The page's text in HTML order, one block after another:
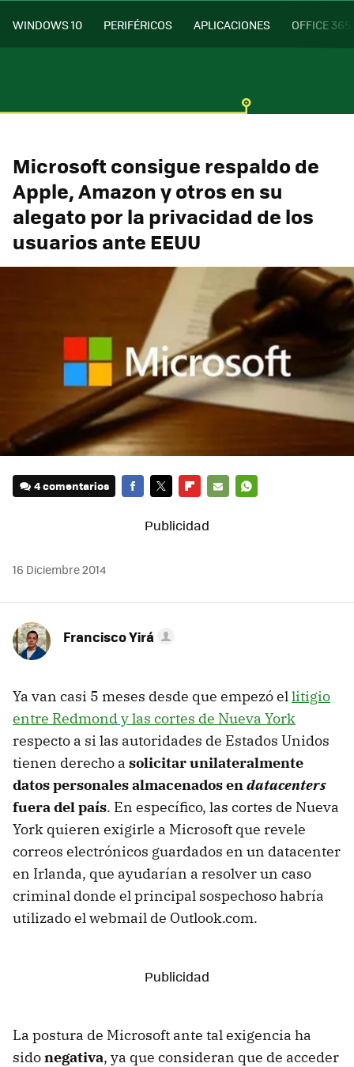
WINDOWS 10 PERIFÉRICOS APLICACIONES OFFICE 365
Microsoft consigue respaldo de
Apple, Amazon y otros en su
alegato por la privacidad de los
usuarios ante EEUU
4 comentarios
MAIL
16 Diciembre 2014
Francisco Yirá
Ya van casi 5 meses desde que empezó ellitigio
entre Redmond y las cortes de Nueva York
respecto a si las autoridades de Estados Unidos
tienen derecho a solicitar unilateralmente
datos personales almacenados endatacenters
fuera del país. En específico, las cortes de Nueva
York quieren exigirle a Microsoft que revele
correos electrónicos guardados en un datacenter
en Irlanda, que ayudarían a resolver un caso
criminal donde el principal sospechoso habría
utilizado el webmail de Outlook.com.
La postura de Microsoft ante tal exigencia ha
sidonegativa, ya que consideran que de acceder